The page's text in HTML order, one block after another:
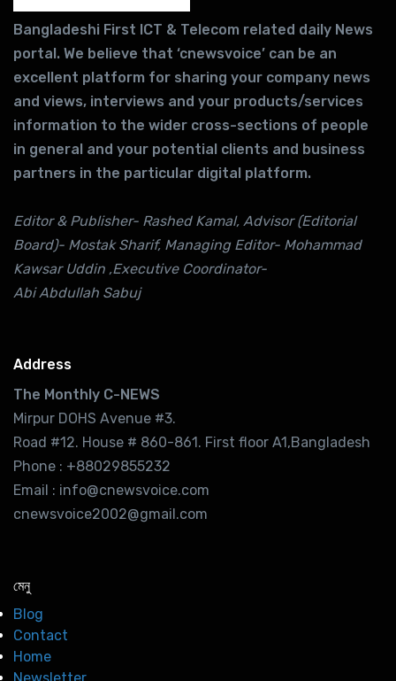
Bangladeshi First ICT & Telecom related daily News
portal. We believe that ‘cnewsvoice’ can be an
excellent platform for sharing your company news
and views, interviews and your products/services
information to the wider cross-sections of people
in general and your potential clients and business
partners in the particular digital platform.
Editor & Publisher- Rashed Kamal, Advisor (Editorial
Board)- Mostak Sharif, Managing Editor- Mohammad
Kawsar Uddin ,Executive Coordinator-
Abi Abdullah Sabuj
Address
The Monthly C-NEWS
Mirpur DOHS Avenue #3.
Road #12. House # 860-861. First floor A1,Bangladesh
Phone : +88029855232
Email : info@cnewsvoice.com
cnewsvoice2002@gmail.com
মেনু
Blog
Contact
Home
Newsletter